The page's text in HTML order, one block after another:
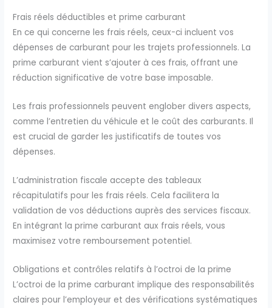
Frais réels déductibles et prime carburant
En ce qui concerne les frais réels, ceux-ci incluent vos
dépenses de carburant pour les trajets professionnels. La
prime carburant vient s’ajouter à ces frais, offrant une
réduction significative de votre base imposable.
Les frais professionnels peuvent englober divers aspects,
comme l’entretien du véhicule et le coût des carburants. Il
est crucial de garder les justificatifs de toutes vos
dépenses.
L’administration fiscale accepte des tableaux
récapitulatifs pour les frais réels. Cela facilitera la
validation de vos déductions auprès des services fiscaux.
En intégrant la prime carburant aux frais réels, vous
maximisez votre remboursement potentiel.
Obligations et contrôles relatifs à l’octroi de la prime
L’octroi de la prime carburant implique des responsabilités
claires pour l’employeur et des vérifications systématiques